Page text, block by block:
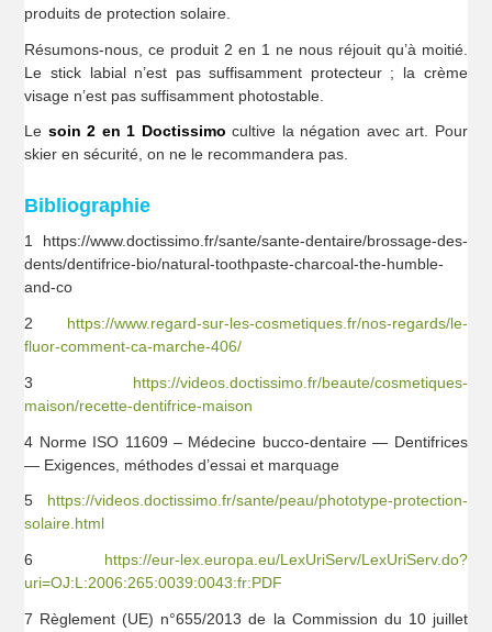
produits de protection solaire.
Résumons-nous, ce produit 2 en 1 ne nous réjouit qu’à moitié.
Le stick labial n’est pas suffisamment protecteur ; la crème
visage n’est pas suffisamment photostable.
Le soin 2 en 1 Doctissimo cultive la négation avec art. Pour
skier en sécurité, on ne le recommandera pas.
Bibliographie
1 https://www.doctissimo.fr/sante/sante-dentaire/brossage-des-
dents/dentifrice-bio/natural-toothpaste-charcoal-the-humble-
and-co
2 https://www.regard-sur-les-cosmetiques.fr/nos-regards/le-
fluor-comment-ca-marche-406/
3 https://videos.doctissimo.fr/beaute/cosmetiques-
maison/recette-dentifrice-maison
4 Norme ISO 11609 – Médecine bucco-dentaire — Dentifrices
— Exigences, méthodes d’essai et marquage
5 https://videos.doctissimo.fr/sante/peau/phototype-protection-
solaire.html
6 https://eur-lex.europa.eu/LexUriServ/LexUriServ.do?
uri=OJ:L:2006:265:0039:0043:fr:PDF
7 Règlement (UE) n°655/2013 de la Commission du 10 juillet